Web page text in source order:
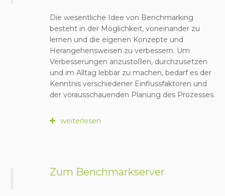
Die wesentliche Idee von Benchmarking
besteht in der Möglichkeit, voneinander zu
lernen und die eigenen Konzepte und
Herangehensweisen zu verbessern. Um
Verbesserungen anzustoßen, durchzusetzen
und im Alltag lebbar zu machen, bedarf es der
Kenntnis verschiedener Einflussfaktoren und
der vorausschauenden Planung des Prozesses.
weiterlesen
Zum Benchmarkserver